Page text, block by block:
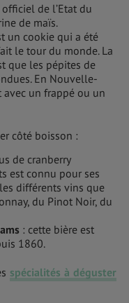
officiel de l’Etat du
de maïs.
un cookie qui a été
le tour du monde. La
que les pépites de
En Nouvelle-
un frappé ou un
côté boisson :
de cranberry
est connu pour ses
différents vins que
du Pinot Noir, du
: cette bière est
1860.
spécialités à déguster